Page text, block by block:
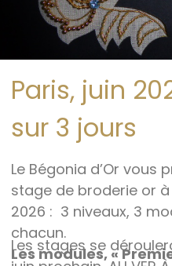
Paris, juin
sur 3 jours
Le Bégonia d’Or vous
stage de broderie or à
2026 : 3 niveaux, 3
chacun.
Les modules, «
Les stages se